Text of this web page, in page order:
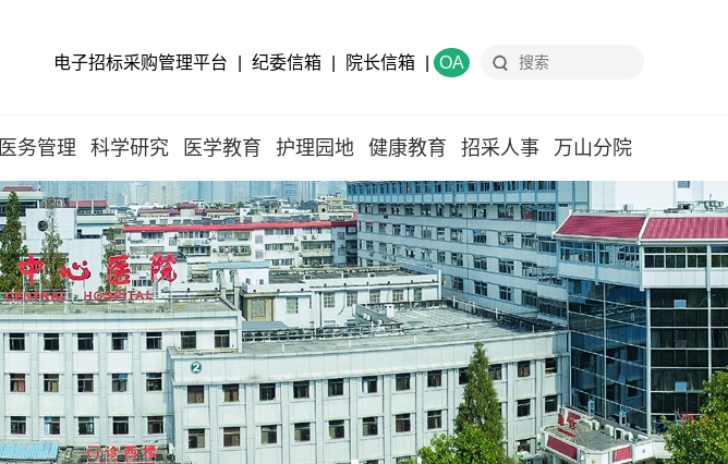
电子招标采购管理平台 纪委信箱 院长信箱 OA
医务管理 科学研究 医学教育 护理园地 健康教育 招采人事 万山分院